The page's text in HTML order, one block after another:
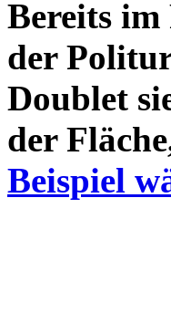
Bereits im
der
Doublet
der
Beispiel